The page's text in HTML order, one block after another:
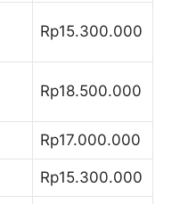
Rp15.300.000
Rp18.500.000
Rp17.000.000
Rp15.300.000